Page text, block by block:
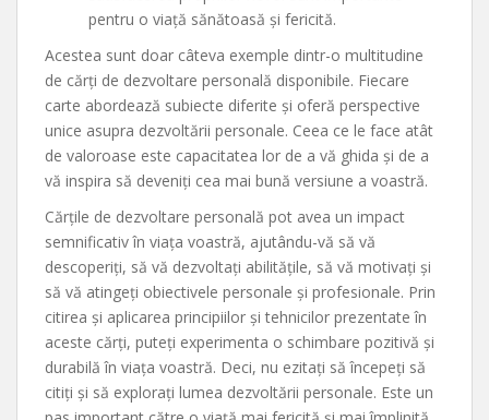
pentru o viață sănătoasă și fericită.
Acestea sunt doar câteva exemple dintr-o multitudine
de cărți de dezvoltare personală disponibile. Fiecare
carte abordează subiecte diferite și oferă perspective
unice asupra dezvoltării personale. Ceea ce le face atât
de valoroase este capacitatea lor de a vă ghida și de a
vă inspira să deveniți cea mai bună versiune a voastră.
Cărțile de dezvoltare personală pot avea un impact
semnificativ în viața voastră, ajutându-vă să vă
descoperiți, să vă dezvoltați abilitățile, să vă motivați și
să vă atingeți obiectivele personale și profesionale. Prin
citirea și aplicarea principiilor și tehnicilor prezentate în
aceste cărți, puteți experimenta o schimbare pozitivă și
durabilă în viața voastră. Deci, nu ezitați să începeți să
citiți și să explorați lumea dezvoltării personale. Este un